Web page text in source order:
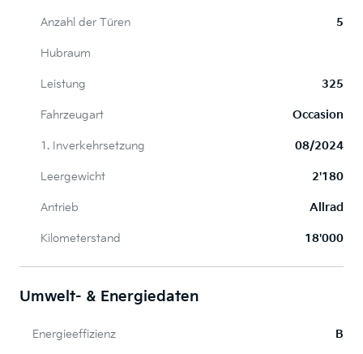
Anzahl der Türen 5
Hubraum
Leistung 325
Fahrzeugart Occasion
1. Inverkehrsetzung 08/2024
Leergewicht 2'180
Antrieb Allrad
Kilometerstand 18'000
Umwelt- & Energiedaten
Energieeffizienz B